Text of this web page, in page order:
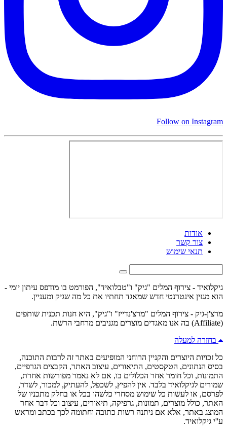
Follow on Instagram
אודות
צור קשר
תנאי שימוש
גיקלואיד - צירוף המלים "גיק" ו"טבלואיד", הפורמט בו מודפס עיתון יומי -
הוא מגזין אינטרנטי חדש שמאגד תחתיו את כל מה שגיק ומעניין.
מרצ'ן-גיק - צירוף המלים "מרצ'נדייז" ו"גיק", היא חנות תכנית שותפים
(Affiliate) בה אנו מאגדים מוצרים מגניבים מרחבי הרשת.
בחזרה למעלה
כל זכויות היוצרים והקניין הרוחני המופיעים באתר זה לרבות התוכנה,
בסיס הנתונים, הטקסטים, התיאורים, עיצוב האתר, הקבצים הגרפיים,
התמונות, וכל חומר אחר הכלולים בו, אם לא נאמר מפורשות אחרת,
שמורים לגיקלואיד בלבד. אין להפיץ, לשכפל, להעתיק, למכור, לשדר,
לפרסם, או לעשות כל שימוש מסחרי כלשהו בכל או בחלק מתכניו של
האתר, כולל מוצרים, תמונות, גרפיקה, תיאורים, עיצוב וכל דבר אחר
המוצג באתר, אלא אם ניתנה רשות כתובה וחתומה לכך בכתב ומראש
ע''י גיקלואיד.